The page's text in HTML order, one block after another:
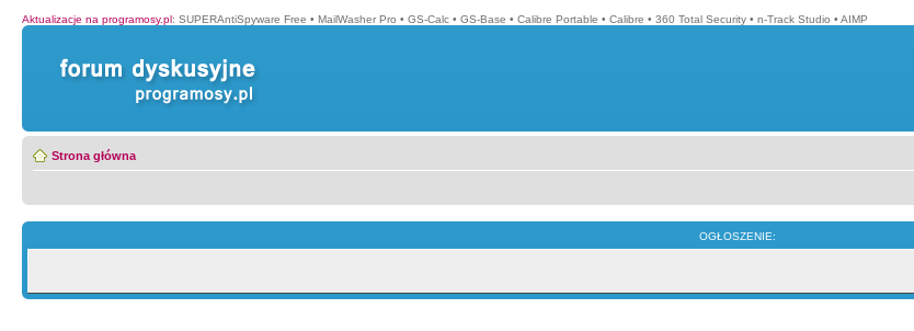
Aktualizacje na programosy.pl: SUPERAntiSpyware Free • MailWasher Pro • GS-Calc • GS-Base • Calibre Portable • Calibre • 360 Total Security • n-Track Studio • AIMP
Strona główna
OGŁOSZENIE: